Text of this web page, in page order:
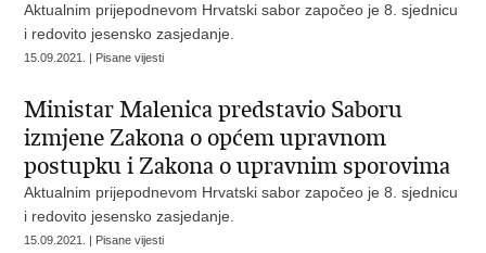
Aktualnim prijepodnevom Hrvatski sabor započeo je 8. sjednicu
i redovito jesensko zasjedanje.
15.09.2021. | Pisane vijesti
Ministar Malenica predstavio Saboru
izmjene Zakona o općem upravnom
postupku i Zakona o upravnim sporovima
Aktualnim prijepodnevom Hrvatski sabor započeo je 8. sjednicu
i redovito jesensko zasjedanje.
15.09.2021. | Pisane vijesti